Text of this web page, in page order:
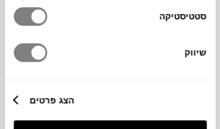
סטטיסטיקה
שיווק
הצג פרטים
בבית ובחצר. הפרופיל והמבנה הדקיק של הכסא
הופכים אותו לתוספת אידאלית למטבח מודרני,
מעצב